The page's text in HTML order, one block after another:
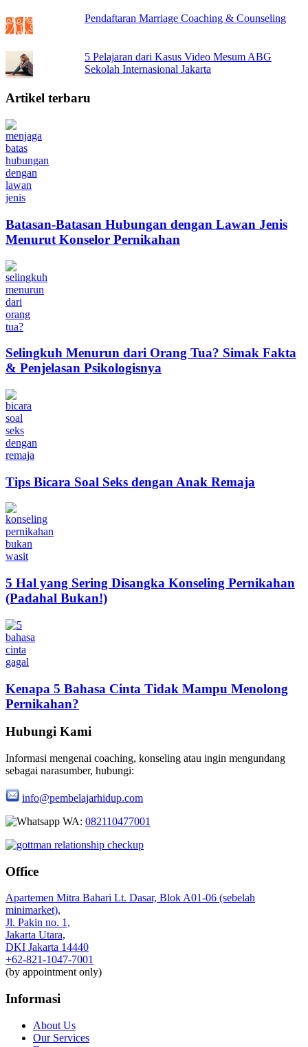
Pendaftaran Marriage Coaching & Counseling
5 Pelajaran dari Kasus Video Mesum ABG
Sekolah Internasional Jakarta
Artikel terbaru
Batasan-Batasan Hubungan dengan Lawan Jenis
Menurut Konselor Pernikahan
Selingkuh Menurun dari Orang Tua? Simak Fakta
& Penjelasan Psikologisnya
Tips Bicara Soal Seks dengan Anak Remaja
5 Hal yang Sering Disangka Konseling Pernikahan
(Padahal Bukan!)
Kenapa 5 Bahasa Cinta Tidak Mampu Menolong
Pernikahan?
Hubungi Kami
Informasi mengenai coaching, konseling atau ingin mengundang
sebagai narasumber, hubungi:
info@pembelajarhidup.com
WA: 082110477001
Office
Apartemen Mitra Bahari Lt. Dasar, Blok A01-06 (sebelah
minimarket),
Jl. Pakin no. 1,
Jakarta Utara,
DKI Jakarta 14440
+62-821-1047-7001
(by appointment only)
Informasi
About Us
Our Services